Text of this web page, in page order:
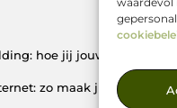
hoe jij jouw website
zo maak jij er een